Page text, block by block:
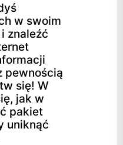
w swoim
znaleźć
pewnością
się! W
jak w
pakiet
uniknąć